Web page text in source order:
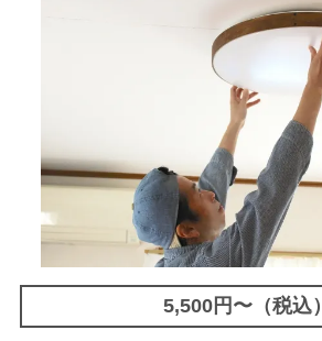
5,500円〜（税込）